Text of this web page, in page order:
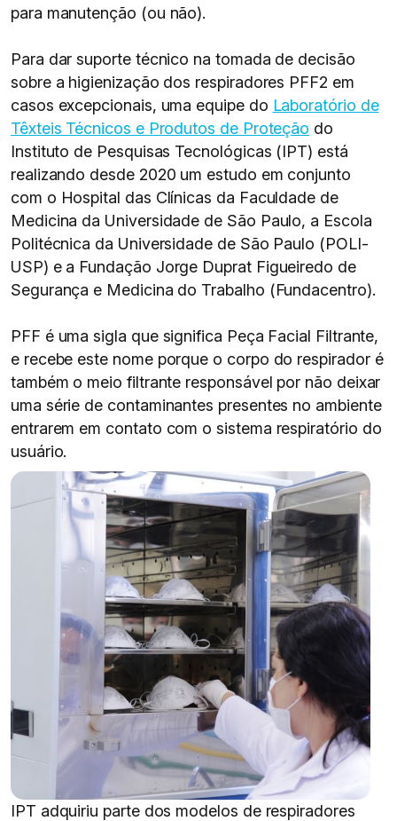
para manutenção (ou não).
Para dar suporte técnico na tomada de decisão
sobre a higienização dos respiradores PFF2 em
casos excepcionais, uma equipe do Laboratório de
Têxteis Técnicos e Produtos de Proteção do
Instituto de Pesquisas Tecnológicas (IPT) está
realizando desde 2020 um estudo em conjunto
com o Hospital das Clínicas da Faculdade de
Medicina da Universidade de São Paulo, a Escola
Politécnica da Universidade de São Paulo (POLI-
USP) e a Fundação Jorge Duprat Figueiredo de
Segurança e Medicina do Trabalho (Fundacentro).
PFF é uma sigla que significa Peça Facial Filtrante,
e recebe este nome porque o corpo do respirador é
também o meio filtrante responsável por não deixar
uma série de contaminantes presentes no ambiente
entrarem em contato com o sistema respiratório do
usuário.
IPT adquiriu parte dos modelos de respiradores